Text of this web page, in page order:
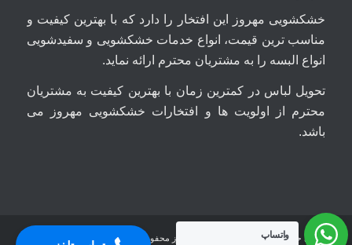
خشکشویی مهروز این افتخار را دارد که با بهترین کیفیت و
مناسب ترین قیمت، انواع خدمات خشکشویی و سفیدشویی
انواع البسه را به مشتریان محترم ارائه نماید.
تحویل لباس در کمترین زمان با بهترین کیفیت به مشتریان
محترم از اولویت ها و افتخارات خشکشویی مهروز می
باشد.
تمامی حقوق سایت برای خشکشویی مهروز محفوظ است.
واتساپ